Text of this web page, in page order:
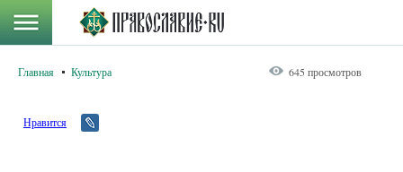
Главная Культура 645 просмотров
Нравится